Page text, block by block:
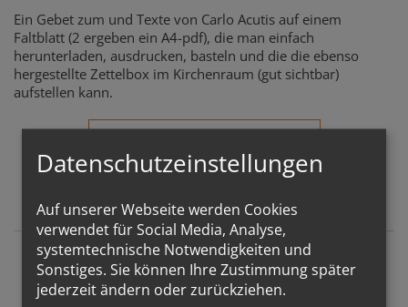
Ein Gebet zum und Texte von Carlo Acutis auf einem
Faltblatt (2 ergeben ein A4-pdf), die man einfach
herunterladen, ausdrucken, basteln und die die ebenso
hergestellte Zettelbox im Kirchenraum (gut sichtbar)
aufstellen kann.
A4 - PDF ZUM DOWNLOAD
Datenschutzeinstellungen
Auf unserer Webseite werden Cookies
verwendet für Social Media, Analyse,
systemtechnische Notwendigkeiten und
Sonstiges. Sie können Ihre Zustimmung später
jederzeit ändern oder zurückziehen.